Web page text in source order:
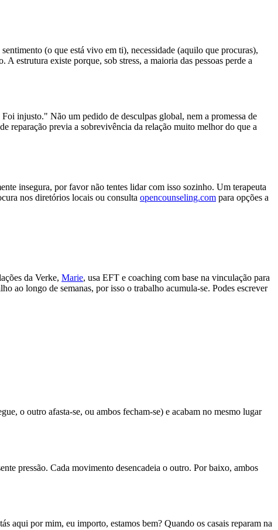
(o que está vivo em ti), necessidade (aquilo que procuras),
estrutura existe porque, sob stress, a maioria das pessoas perde a
injusto." Não um pedido de desculpas global, nem a promessa de
reparação previa a sobrevivência da relação muito melhor do que a
insegura, por favor não tentes lidar com isso sozinho. Um terapeuta
nos diretórios locais ou consulta opencounseling.com para opções a
da Verke, Marie, usa EFT e coaching com base na vinculação para
ao longo de semanas, por isso o trabalho acumula-se. Podes escrever
o outro afasta-se, ou ambos fecham-se) e acabam no mesmo lugar
pressão. Cada movimento desencadeia o outro. Por baixo, ambos
aqui por mim, eu importo, estamos bem? Quando os casais reparam na